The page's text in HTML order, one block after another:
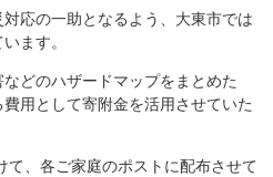
応の一助となるよう、大東市では
ます。
どのハザードマップをまとめた
費用として寄附金を活用させていた
、各ご家庭のポストに配布させて